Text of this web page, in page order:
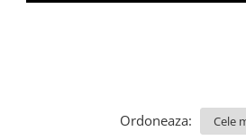
Ordoneaza: